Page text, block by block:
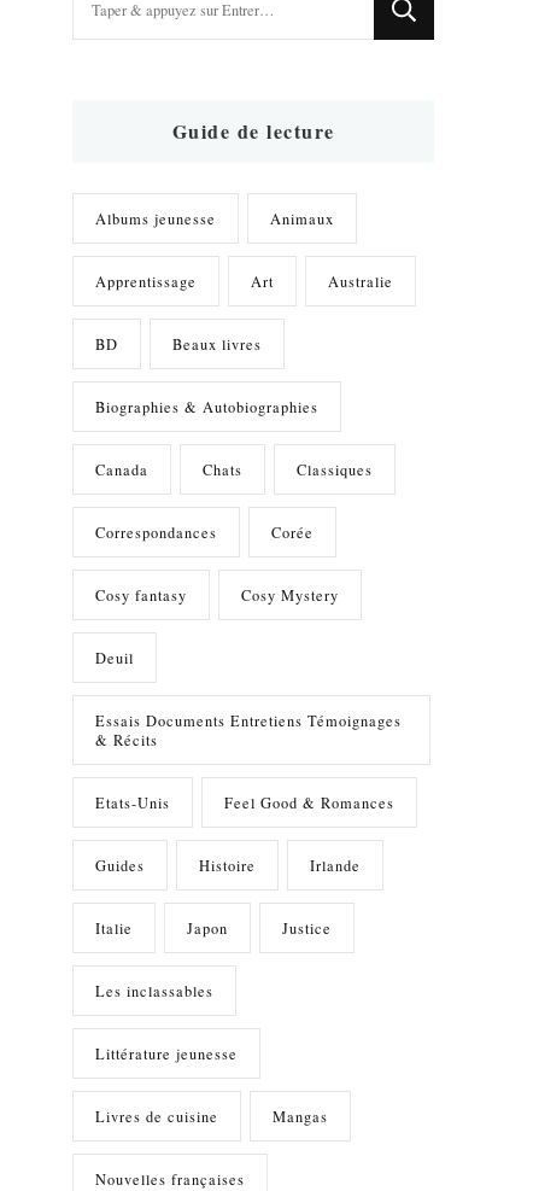
Guide de lecture
Albums jeunesse Animaux
Apprentissage Art Australie
BD Beaux livres
Biographies & Autobiographies
Canada Chats Classiques
Correspondances Corée
Cosy fantasy Cosy Mystery
Deuil
Essais Documents Entretiens Témoignages
& Récits
Etats-Unis Feel Good & Romances
Guides Histoire Irlande
Italie Japon Justice
Les inclassables
Littérature jeunesse
Livres de cuisine Mangas
Nouvelles françaises